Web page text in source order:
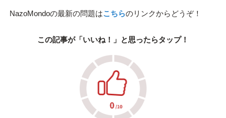
NazoMondoの最新の問題はこちらのリンクからどうぞ！
この記事が「いいね！」と思ったらタップ！